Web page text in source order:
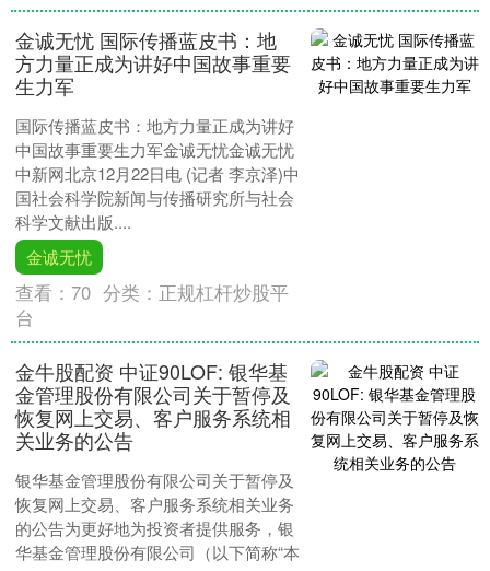
金诚无忧 国际传播蓝皮书：地
方力量正成为讲好中国故事重要
生力军
国际传播蓝皮书：地方力量正成为讲好
中国故事重要生力军金诚无忧金诚无忧
中新网北京12月22日电 (记者 李京泽)中
国社会科学院新闻与传播研究所与社会
科学文献出版....
金诚无忧
查看：70 分类： 正规杠杆炒股平
台
金牛股配资 中证90LOF: 银华基
金管理股份有限公司关于暂停及
恢复网上交易、客户服务系统相
关业务的公告
银华基金管理股份有限公司关于暂停及
恢复网上交易、客户服务系统相关业务
的公告为更好地为投资者提供服务，银
华基金管理股份有限公司（以下简称“本